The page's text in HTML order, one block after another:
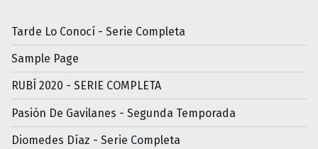
Tarde Lo Conocí - Serie Completa
Sample Page
RUBÍ 2020 - SERIE COMPLETA
Pasión De Gavilanes - Segunda Temporada
Diomedes Díaz - Serie Completa